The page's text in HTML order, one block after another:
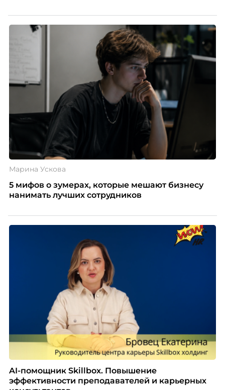
Марина Ускова
5 мифов о зумерах, которые мешают бизнесу
нанимать лучших сотрудников
AI-помощник Skillbox. Повышение
эффективности преподавателей и карьерных